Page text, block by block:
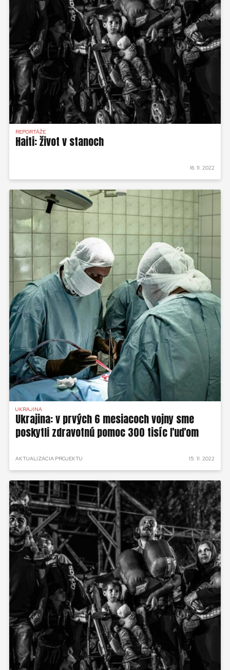
REPORTÁŽE
Haiti: život v stanoch
16. 11. 2022
UKRAJINA
Ukrajina: v prvých 6 mesiacoch vojny sme
poskytli zdravotnú pomoc 300 tisíc ľuďom
AKTUALIZÁCIA PROJEKTU 15. 11. 2022